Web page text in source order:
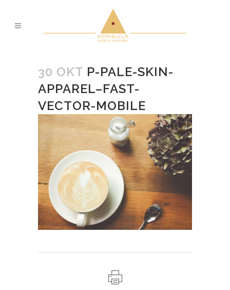
30 OKT P-PALE-SKIN-
APPAREL–FAST-
VECTOR-MOBILE